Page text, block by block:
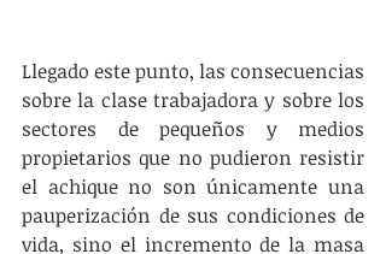
Llegado este punto, las consecuencias
sobre la clase trabajadora y sobre los
sectores de pequeños y medios
propietarios que no pudieron resistir
el achique no son únicamente una
pauperización de sus condiciones de
vida, sino el incremento de la masa